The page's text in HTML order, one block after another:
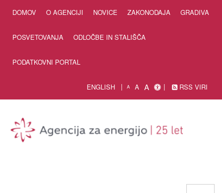
DOMOV O AGENCIJI NOVICE ZAKONODAJA GRADIVA
POSVETOVANJA ODLOČBE IN STALIŠČA
PODATKOVNI PORTAL
ENGLISH A A A RSS VIRI